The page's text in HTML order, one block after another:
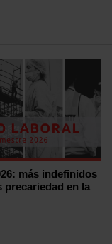
más indefinidos
precariedad en la